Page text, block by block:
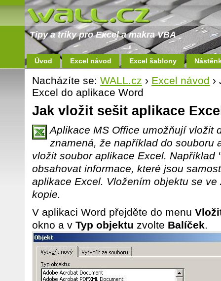
Tipy a triky pro Excel a makra VBA
Úvod Excel návod Excel šablony
Nacházíte se: WALL.cz › Excel návod ›
Excel do aplikace Word
Jak vložit sešit aplikace
Aplikace MS Office umožňují vložit
znamená, že například do souboru
vložit soubor aplikace Excel. Například
obsahovat informace, které jsou
aplikace Excel. Vložením objektu se
kopie.
V aplikaci Word přejděte do menu
okno a v Typ objektu zvolte Balíček.